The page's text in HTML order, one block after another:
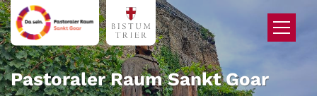
Zum Inhalt springen
Pastoraler Raum Sankt Goar